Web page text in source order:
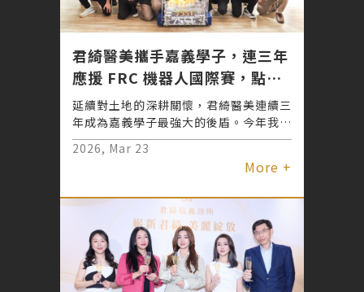
君綺醫美攜手嘉義學子，連三年
應援 FRC 機器人國際賽，點亮
偏鄉科技夢！
延續對土地的深耕關懷，君綺醫美連續三
年成為嘉義學子最強大的後盾。今年我們
再度支持竹崎高中 FRC 團隊遠征美國紐
約，從技術贊助到跨海圓夢，君綺不僅關
注外在的美麗，更致力於培育下一代的科
舞台，這份堅持不僅是企業責任，更是對
夢想最溫暖的守護。
2026, Mar 23
More +